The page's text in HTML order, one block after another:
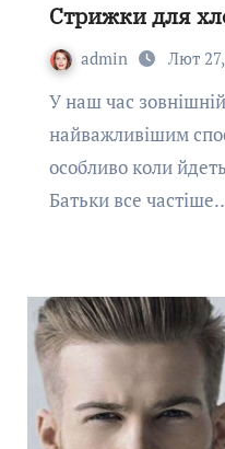
Стрижки для
admin Лют
У наш час зовнішній вигляд є
найважливішим
особливо коли
Батьки все